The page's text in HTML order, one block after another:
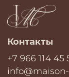
Контакты
+7 966 114 45